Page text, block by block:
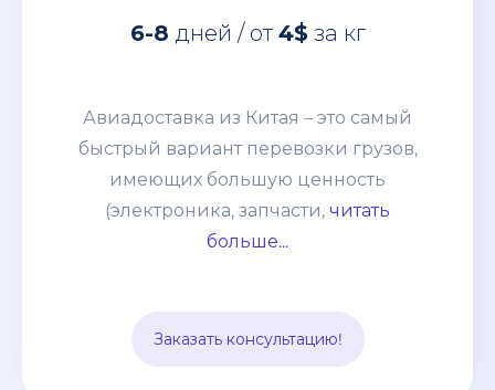
6-8 дней / от 4$за кг
Авиадоставка из Китая – это самый
быстрый вариант перевозки грузов,
имеющих большую ценность
(электроника, запчасти, читать
больше...
Заказать консультацию!
имеющих большую ценность
взвешенным подходом к наполнению
склада и те, кому нужно получить
товары по индивидуальному заказу.
и таможенное оформление.